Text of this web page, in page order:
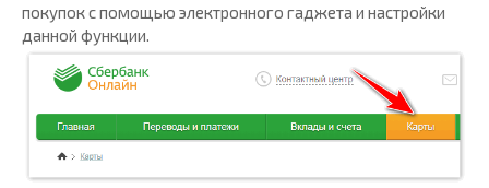
покупок с помощью электронного гаджета и настройки
данной функции.